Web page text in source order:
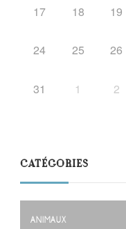
17 18 19
24 25 26
31 1 2
CATÉGORIES
ANIMAUX